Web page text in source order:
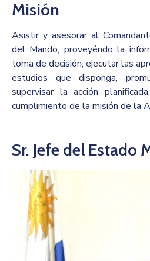
Misión
Asistir y asesorar al
del Mando, proveyéndo la
toma de decisión, ejecutar las
estudios que disponga,
supervisar la acción
cumplimiento de la misión de la
Sr. Jefe del Estado